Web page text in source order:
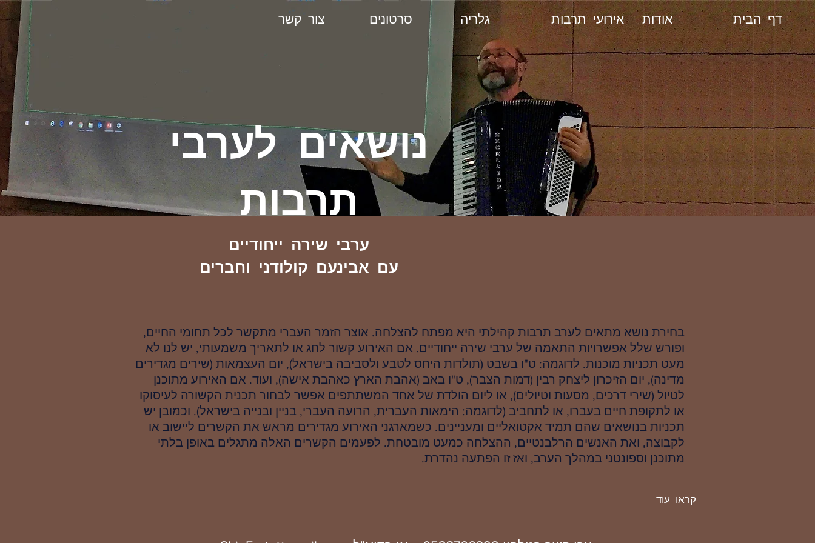
דף הבית אודות אירועי תרבות גלריה סרטונים צור קשר
נושאים לערבי
תרבות
ערבי שירה ייחודיים
עם אבינעם קולודני וחברים
בחירת נושא מתאים לערב תרבות קהילתי היא מפתח להצלחה. אוצר הזמר העברי מתקשר לכל תחומי החיים,
ופורש שלל אפשרויות התאמה של ערבי שירה ייחודיים. אם האירוע קשור לחג או לתאריך משמעותי, יש לנו לא
מעט תכניות מוכנות. לדוגמה: ט"ו בשבט (תולדות היחס לטבע ולסביבה בישראל), יום העצמאות (שירים מגדירים
מדינה), יום הזיכרון ליצחק רבין (דמות הצבר), ט"ו באב (אהבת הארץ כאהבת אישה), ועוד. אם האירוע מתוכנן
לטיול (שירי דרכים, מסעות וטיולים), או ליום הולדת של אחד המשתתפים אפשר לבחור תכנית הקשורה לעיסוקו
או לתקופת חיים בעברו, או לתחביב (לדוגמה: הימאות העברית, הרועה העברי, בניין ובנייה בישראל). וכמובן יש
תכניות בנושאים שהם תמיד אקטואליים ומעניינים. כשמארגני האירוע מגדירים מראש את הקשרים ליישוב או
לקבוצה, ואת האנשים הרלבנטיים, ההצלחה כמעט מובטחת. לפעמים הקשרים האלה מתגלים באופן בלתי
מתוכנן וספונטני במהלך הערב, ואז זו הפתעה נהדרת.
קראו עוד